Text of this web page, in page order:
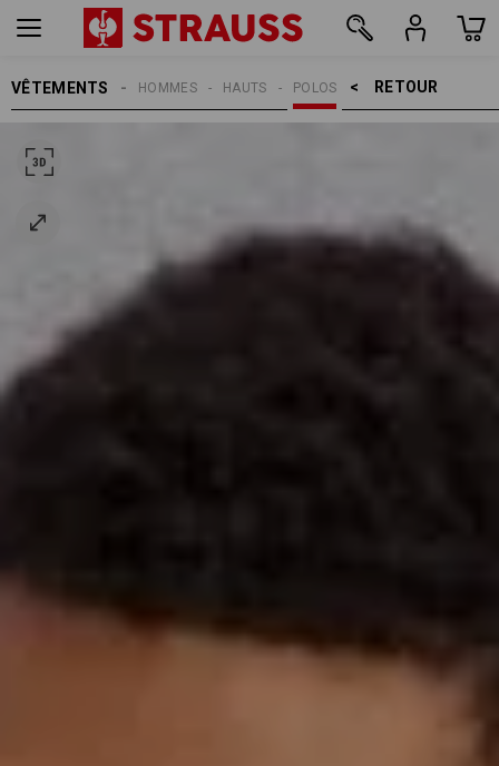
VÊTEMENTS RETOUR    >
POLOS
HAUTS
HOMMES